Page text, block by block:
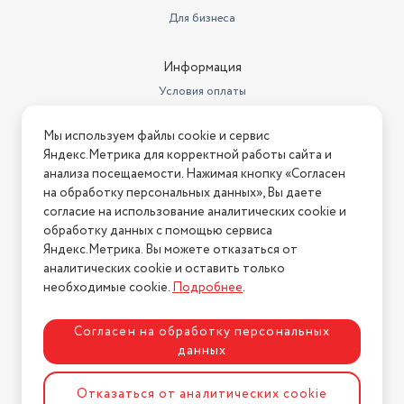
Для бизнеса
Информация
Условия оплаты
Условия возврата
Нашли ошибку на сайте? Напишите нам
2026 © Интернет-магазин "АстМаркет". У нас есть всё!
Политика конфиденциальности
Разработка сайтаASTDESIGN
Мы используем файлы cookie и сервис
Яндекс.Метрика для корректной работы сайта и
анализа посещаемости. Нажимая кнопку «Согласен
на обработку персональных данных», Вы даете
согласие на использование аналитических cookie и
обработку данных с помощью сервиса
Яндекс.Метрика. Вы можете отказаться от
аналитических cookie и оставить только
необходимые cookie.Подробнее.
Согласен на обработку персональных
данных
Отказаться от аналитических cookie